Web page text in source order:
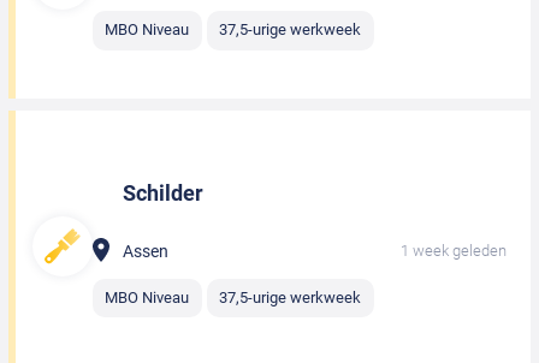
MBO Niveau 37,5-urige werkweek
Schilder
Assen 1 week geleden
MBO Niveau 37,5-urige werkweek